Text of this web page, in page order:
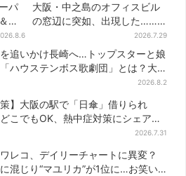
パ
弁
…人
大阪・中之島のオフィスビル
の窓辺に突如、出現した……
巨大インコ「何かいる」「朝
からビビった」、その正体と
は？
2026.7.29
追いかけ長崎へ…トップスターと娘
ハウステンボス歌劇団」とは？大
2026.8.2
策】大阪の駅で「日傘」借りられ
こでもOK、熱中症対策にシェアサ
2026.7.31
レコ、デイリーチャートに異変？
混じり“マユリカ”が1位に…お笑い